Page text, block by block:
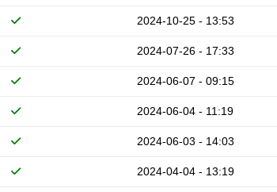
2024-10-25 - 13:53
2024-07-26 - 17:33
2024-06-07 - 09:15
2024-06-04 - 11:19
2024-06-03 - 14:03
2024-04-04 - 13:19